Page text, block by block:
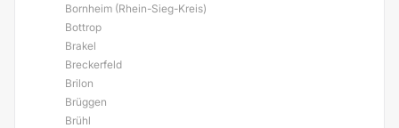
Bornheim (Rhein-Sieg-Kreis)
Bottrop
Brakel
Breckerfeld
Brilon
Brüggen
Brühl